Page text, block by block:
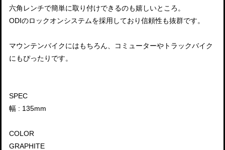
六角レンチで簡単に取り付けできるのも嬉しいところ。
ODIのロックオンシステムを採用しており信頼性も抜群です。
マウンテンバイクにはもちろん、コミューターやトラックバイク
にもぴったりです。
SPEC
幅 : 135mm
COLOR
GRAPHITE